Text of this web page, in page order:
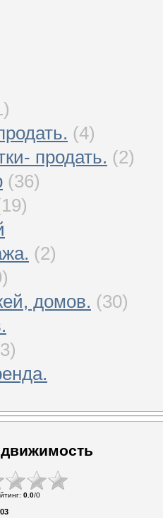
(4)
продать. (2)
(36)
(2)
домов. (30)
: 0.0/0